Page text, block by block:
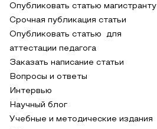
Опубликовать статью магистранту
Срочная публикация статьи
Опубликовать статью для
аттестации педагога
Заказать написание статьи
Вопросы и ответы
Интервью
Научный блог
Учебные и методические издания